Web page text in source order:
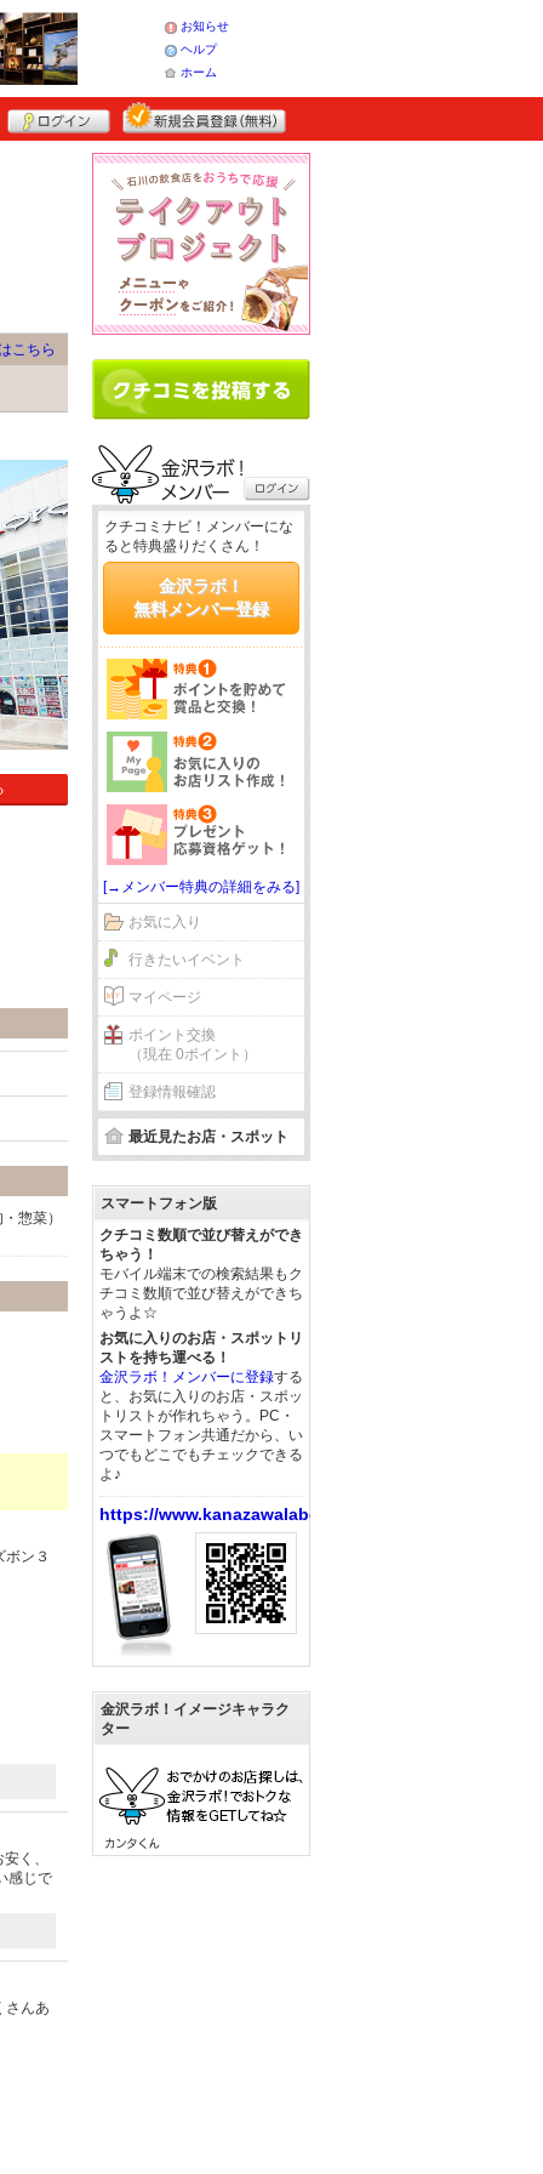
お知らせ
ヘルプ
ホーム
こちら
惣菜）
ン３
く、
感じで
さんあ
クチコミナビ！メンバーにな
ると特典盛りだくさん！
金沢ラボ！
無料メンバー登録
[→メンバー特典の詳細をみる]
お気に入り
行きたいイベント
マイページ
ポイント交換
（現在 0ポイント）
登録情報確認
最近見たお店・スポット
スマートフォン版
クチコミ数順で並び替えができ
ちゃう！
モバイル端末での検索結果もク
チコミ数順で並び替えができち
ゃうよ☆
お気に入りのお店・スポットリ
ストを持ち運べる！
金沢ラボ！メンバーに登録する
と、お気に入りのお店・スポッ
トリストが作れちゃう。PC・
スマートフォン共通だから、い
つでもどこでもチェックできる
よ♪
https://www.kanazawalabo.net/
金沢ラボ！イメージキャラク
ター